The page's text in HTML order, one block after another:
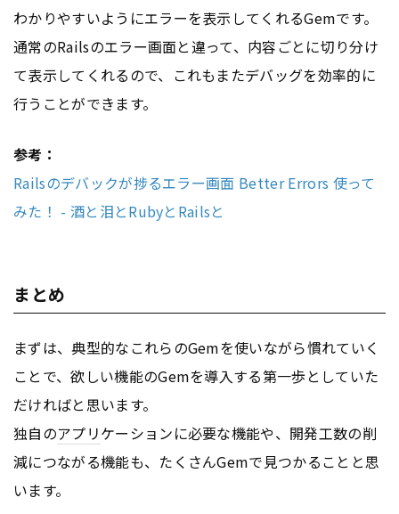
わかりやすいようにエラーを表示してくれるGemです。
通常のRailsのエラー画面と違って、内容ごとに切り分け
て表示してくれるので、これもまたデバッグを効率的に
行うことができます。
参考：
Railsのデバックが捗るエラー画面 Better Errors 使って
みた！ - 酒と泪とRubyとRailsと
まとめ
まずは、典型的なこれらのGemを使いながら慣れていく
ことで、欲しい機能のGemを導入する第一歩としていた
だければと思います。
独自のアプリケーションに必要な機能や、開発工数の削
減につながる機能も、たくさんGemで見つかることと思
います。